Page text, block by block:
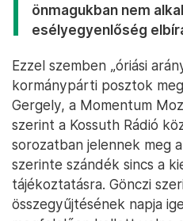
önmagukban nem
esélyegyenlőség
Ezzel szemben „óriási
kormánypárti posztok
Gergely, a Momentum
szerint a Kossuth Rádió
sorozatban jelennek meg
szerinte szándék sincs a
tájékoztatásra. Gönczi
összegyűjtésének napja